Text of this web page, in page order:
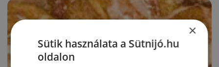
×
Sütik használata a Sütnijó.hu
oldalon